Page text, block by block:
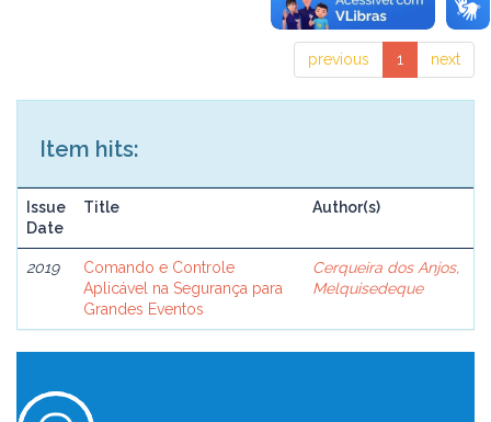
previous 1 next
Item hits:
Issue
Date
Title Author(s)
2019
Comando e Controle
Aplicável na Segurança para
Grandes Eventos
Cerqueira dos Anjos,
Melquisedeque